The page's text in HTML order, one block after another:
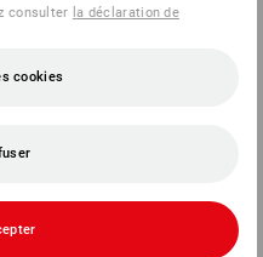
consulter la déclaration de
cookies